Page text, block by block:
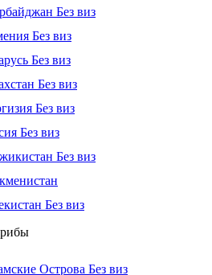
Без виз
Без виз
Без виз
Без виз
Без виз
Без виз
Без виз
Без виз
Острова Без виз